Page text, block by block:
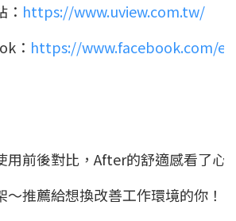
https://www.uview.com.tw/
： https://www.facebook.com/
用前後對比，After的舒適感看了心
～推薦給想換改善工作環境的你！